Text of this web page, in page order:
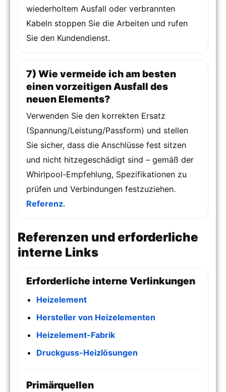
wiederholtem Ausfall oder verbrannten
Kabeln stoppen Sie die Arbeiten und rufen
Sie den Kundendienst.
7) Wie vermeide ich am besten
einen vorzeitigen Ausfall des
neuen Elements?
Verwenden Sie den korrekten Ersatz
(Spannung/Leistung/Passform) und stellen
Sie sicher, dass die Anschlüsse fest sitzen
und nicht hitzegeschädigt sind – gemäß der
Whirlpool-Empfehlung, Spezifikationen zu
prüfen und Verbindungen festzuziehen.
Referenz.
Referenzen und erforderliche
interne Links
Erforderliche interne Verlinkungen
Heizelement
Hersteller von Heizelementen
Heizelement-Fabrik
Druckguss-Heizlösungen
Primärquellen